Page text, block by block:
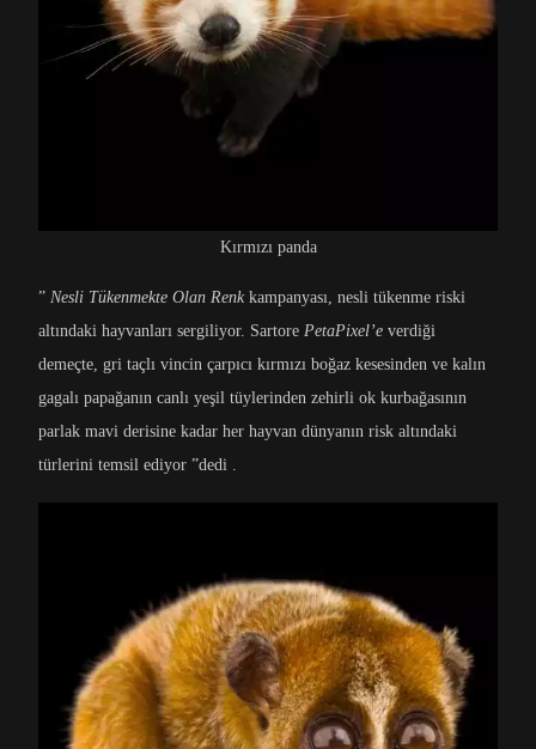
Kırmızı panda
” Nesli Tükenmekte Olan Renkkampanyası, nesli tükenme riski
altındaki hayvanları sergiliyor. Sartore PetaPixel’e verdiği
demeçte, gri taçlı vincin çarpıcı kırmızı boğaz kesesinden ve kalın
gagalı papağanın canlı yeşil tüylerinden zehirli ok kurbağasının
parlak mavi derisine kadar her hayvan dünyanın risk altındaki
türlerini temsil ediyor ”dedi .